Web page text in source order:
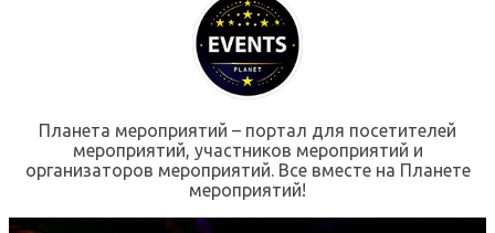
Планета мероприятий – портал для посетителей
мероприятий, участников мероприятий и
организаторов мероприятий. Все вместе на Планете
мероприятий!